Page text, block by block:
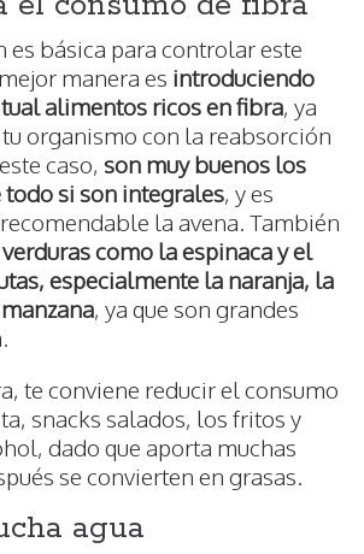
es básica para controlar este
manera es introduciendo
alimentos ricos en fibra, ya
tu organismo con la reabsorción
caso, son muy buenos los
si son integrales, y es
la avena. También
verduras como la espinaca y el
especialmente la naranja, la
, ya que son grandes
te conviene reducir el consumo
snacks salados, los fritos y
dado que aporta muchas
se convierten en grasas.
agua